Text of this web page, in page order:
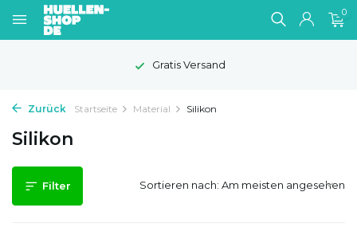
0
1-2 Werktage Lieferzeit
Zurück Startseite Material Silikon
Silikon
Filter Sortieren nach: